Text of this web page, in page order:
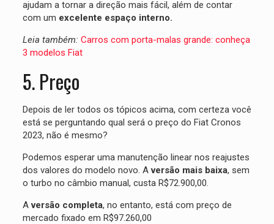
ajudam a tornar a direção mais fácil, além de contar
com um excelente espaço interno.
Leia também: Carros com porta-malas grande: conheça
3 modelos Fiat
5. Preço
Depois de ler todos os tópicos acima, com certeza você
está se perguntando qual será o preço do Fiat Cronos
2023, não é mesmo?
Podemos esperar uma manutenção linear nos reajustes
dos valores do modelo novo. Aversão mais baixa, sem
o turbo no câmbio manual, custa R$72.900,00.
Aversão completa, no entanto, está com preço de
mercado fixado em R$97.260,00